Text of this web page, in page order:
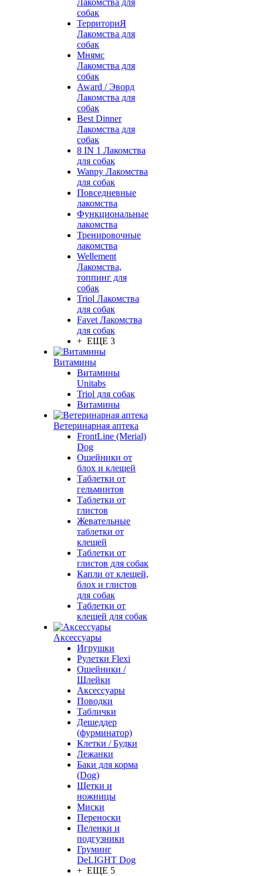
Лакомства для
собак
ТерриториЯ
Лакомства для
собак
Мнямс
Лакомства для
собак
Award / Эворд
Лакомства для
собак
Best Dinner
Лакомства для
собак
8 IN 1 Лакомства
для собак
Wanpy Лакомства
для собак
Повседневные
лакомства
Функциональные
лакомства
Тренировочные
лакомства
Wellement
Лакомства,
топпинг для
собак
Triol Лакомства
для собак
Favet Лакомства
для собак
+ ЕЩЕ 3
Витамины
Витамины
Unitabs
Triol для собак
Витамины
Ветеринарная аптека
FrontLine (Merial)
Dog
Ошейники от
блох и клещей
Таблетки от
гельминтов
Таблетки от
глистов
Жевательные
таблетки от
клещей
Таблетки от
глистов для собак
Капли от клещей,
блох и глистов
для собак
Таблетки от
клещей для собак
Аксессуары
Игрушки
Рулетки Flexi
Ошейники /
Шлейки
Аксессуары
Поводки
Таблички
Дешеддер
(фурминатор)
Клетки / Будки
Лежанки
Баки для корма
(Dog)
Щетки и
ножницы
Миски
Переноски
Пеленки и
подгузники
Груминг
DeLIGHT Dog
+ ЕЩЕ 5